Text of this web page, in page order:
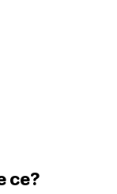
ce?